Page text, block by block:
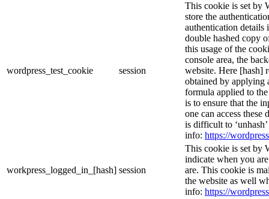
wordpress_test_cookie session
This cookie is set by
store the
authentication details
double hashed copy
this usage of the
console area, the
website. Here [hash]
obtained by applying
formula applied to
is to ensure that the
one can access these
is difficult to
info: https://
workpress_logged_in_[hash] session
This cookie is set by
indicate when you
are. This cookie is
the website as well
info: https://